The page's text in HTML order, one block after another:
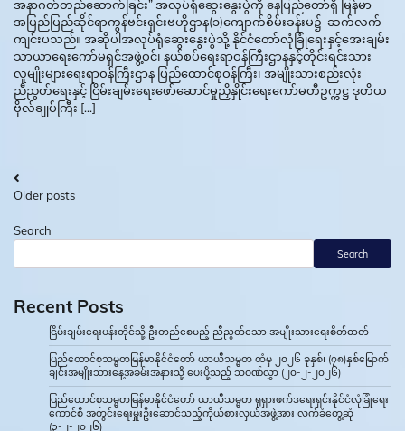
အနာဂတ်တည်ဆောက်ခြင်း” အလုပ်ရုံဆွေးနွေးပွဲကို နေပြည်တော်ရှိ မြန်မာ
အပြည်ပြည်ဆိုင်ရာကွန်ဗင်းရှင်းဗဟိုဌာန(၁)ကျောက်စိမ်းခန်းမ၌ ဆက်လက်
ကျင်းပသည်။ အဆိုပါအလုပ်ရုံဆွေးနွေးပွဲသို့ နိုင်ငံတော်လုံခြုံရေးနှင့်အေးချမ်း
သာယာရေးကော်မရှင်အဖွဲ့ဝင်၊ နယ်စပ်ရေးရာဝန်ကြီးဌာနနှင့်တိုင်းရင်းသား
လူမျိုးများရေးရာဝန်ကြီးဌာန ပြည်ထောင်စုဝန်ကြီး၊ အမျိုးသားစည်းလုံး
ညီညွတ်ရေးနှင့် ငြိမ်းချမ်းရေးဖော်ဆောင်မှုညှိနှိုင်းရေးကော်မတီဥက္ကဋ္ဌ ဒုတိယ
ဗိုလ်ချုပ်ကြီး […]
Posts
navigation
Older posts
Search
Search
Recent Posts
ငြိမ်းချမ်းရေးပန်းတိုင်သို့ ဦးတည်စေမည့် ညီညွတ်သော အမျိုးသားရေးစိတ်ဓာတ်
ပြည်ထောင်စုသမ္မတမြန်မာနိုင်ငံတော် ယာယီသမ္မတ ထံမှ ၂၀၂၆ ခုနှစ်၊ (၇၈)နှစ်မြောက်
ချင်းအမျိုးသားနေ့အခမ်းအနားသို့ ပေးပို့သည့် သဝဏ်လွှာ (၂၀-၂-၂၀၂၆)
ပြည်ထောင်စုသမ္မတမြန်မာနိုင်ငံတော် ယာယီသမ္မတ ရုရှားဖက်ဒရေးရှင်းနိုင်ငံလုံခြုံရေး
ကောင်စီ အတွင်းရေးမှူးဦးဆောင်သည့်ကိုယ်စားလှယ်အဖွဲ့အား လက်ခံတွေ့ဆုံ
(၃-၂-၂၀၂၆)